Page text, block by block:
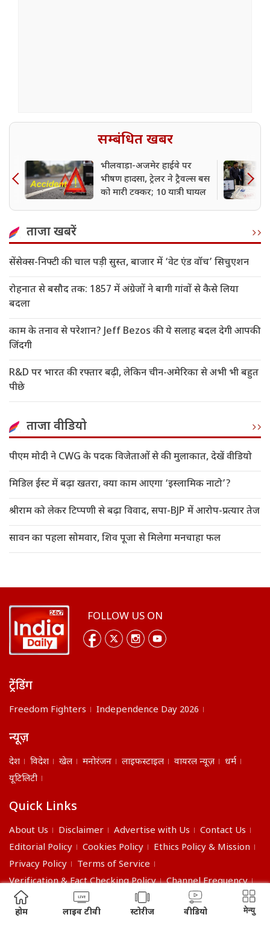
सम्बंधित खबर
भीलवाड़ा-अजमेर हाईवे पर
भीषण हादसा, ट्रेलर ने ट्रैवल्स बस
को मारी टक्कर; 10 यात्री घायल
ताजा खबरें
सेंसेक्स-निफ्टी की चाल पड़ी सुस्त, बाजार में ‘वेट एंड वॉच’ सिचुएशन
रोहनात से बसौद तक: 1857 में अंग्रेजों ने बागी गांवों से कैसे लिया
बदला
काम के तनाव से परेशान? Jeff Bezos की ये सलाह बदल देगी आपकी
जिंदगी
R&D पर भारत की रफ्तार बढ़ी, लेकिन चीन-अमेरिका से अभी भी बहुत
पीछे
ताजा वीडियो
पीएम मोदी ने CWG के पदक विजेताओं से की मुलाकात, देखें वीडियो
मिडिल ईस्ट में बढ़ा खतरा, क्या काम आएगा ‘इस्लामिक नाटो’?
श्रीराम को लेकर टिप्पणी से बढ़ा विवाद, सपा-BJP में आरोप-प्रत्यार तेज
सावन का पहला सोमवार, शिव पूजा से मिलेगा मनचाहा फल
FOLLOW US ON
ट्रेंडिंग
Freedom Fighters Independence Day 2026
न्यूज़
देश विदेश खेल मनोरंजन लाइफस्टाइल वायरल न्यूज़
धर्म
यूटिलिटी
Quick Links
About Us Disclaimer Advertise with Us
Contact Us
Editorial Policy
Cookies Policy
Ethics Policy & Mission
Privacy Policy
Terms of Service
Verification & Fact Checking Policy
Channel Frequency
©2026 India Daily. All right reserved.
होम लाइव टीवी स्टोरीज वीडियो मेन्यु